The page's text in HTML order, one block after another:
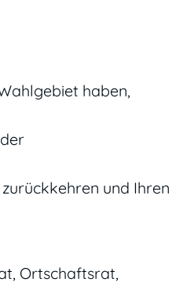
haben,
und Ihren
Ortschaftsrat,